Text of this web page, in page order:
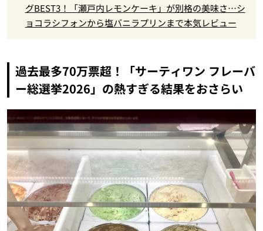
グBEST3！「瀬戸内レモンケーキ」が別格の美味さ…シ
ョコラシフォンから塩バニラプリンまで本気レビュー
過去最多70万票超！「サーティワン フレーバ
ー総選挙2026」の熱すぎる結果をおさらい